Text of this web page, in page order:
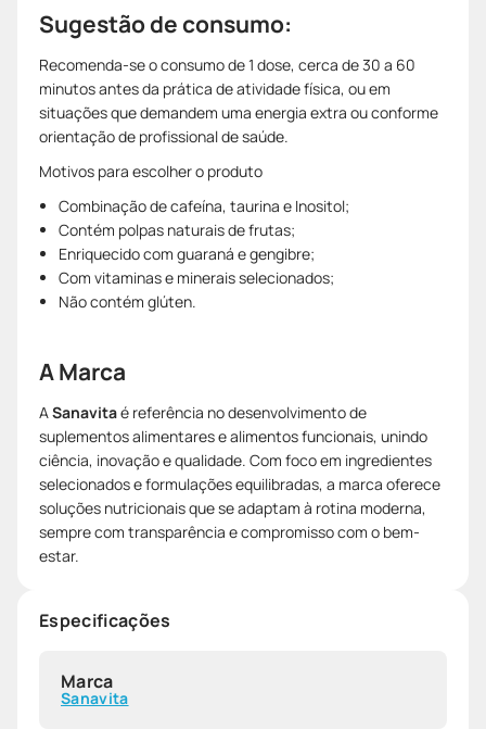
Sugestão de consumo:
Recomenda-se o consumo de 1 dose, cerca de 30 a 60
minutos antes da prática de atividade física, ou em
situações que demandem uma energia extra ou conforme
orientação de profissional de saúde.
Motivos para escolher o produto
Combinação de cafeína, taurina e Inositol;
Contém polpas naturais de frutas;
Enriquecido com guaraná e gengibre;
Com vitaminas e minerais selecionados;
Não contém glúten.
A Marca
ASanavitaé referência no desenvolvimento de
suplementos alimentares e alimentos funcionais, unindo
ciência, inovação e qualidade. Com foco em ingredientes
selecionados e formulações equilibradas, a marca oferece
soluções nutricionais que se adaptam à rotina moderna,
sempre com transparência e compromisso com o bem-
estar.
Especificações
Marca
Sanavita